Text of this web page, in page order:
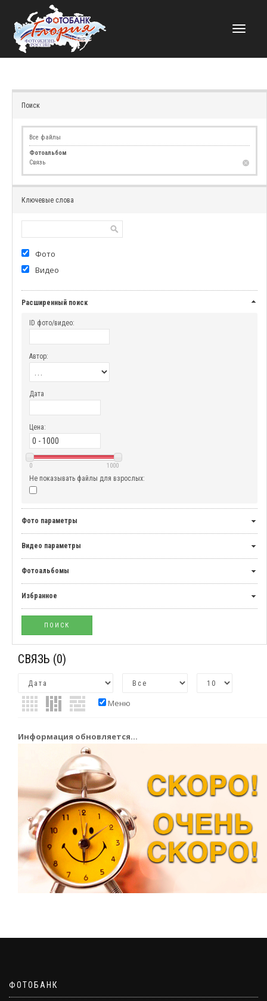
НАВИГАЦИЯ
Поиск
Все файлы
Фотоальбом
Связь
Ключевые слова
Фото
Видео
Расширенный поиск
ID фото/видео:
Автор:
Дата
Цена:
0 1000
Не показывать файлы для взрослых:
Фото параметры
Видео параметры
Фотоальбомы
Избранное
СВЯЗЬ (0)
Меню
Информация обновляется...
ФОТОБАНК